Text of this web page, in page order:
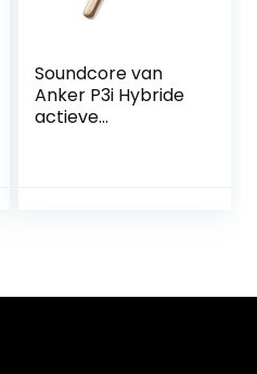
Soundcore van
Anker P3i Hybride
actieve
speeltijd, snel